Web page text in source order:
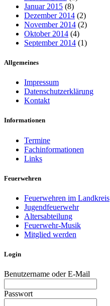
Januar 2015 (8)
Dezember 2014 (2)
November 2014 (2)
Oktober 2014 (4)
September 2014 (1)
Allgemeines
Impressum
Datenschutzerklärung
Kontakt
Informationen
Termine
Fachinformationen
Links
Feuerwehren
Feuerwehren im Landkreis
Jugendfeuerwehr
Altersabteilung
Feuerwehr-Musik
Mitglied werden
Login
Benutzername oder E-Mail
Passwort